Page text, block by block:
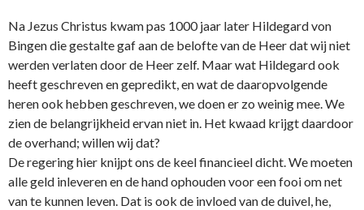
Na Jezus Christus kwam pas 1000 jaar later Hildegard von
Bingen die gestalte gaf aan de belofte van de Heer dat wij niet
werden verlaten door de Heer zelf. Maar wat Hildegard ook
heeft geschreven en gepredikt, en wat de daaropvolgende
heren ook hebben geschreven, we doen er zo weinig mee. We
zien de belangrijkheid ervan niet in. Het kwaad krijgt daardoor
de overhand; willen wij dat?
De regering hier knijpt o­ns de keel financieel dicht. We moeten
alle geld inleveren en de hand ophouden voor een fooi om net
van te kunnen leven. Dat is ook de invloed van de duivel, he,